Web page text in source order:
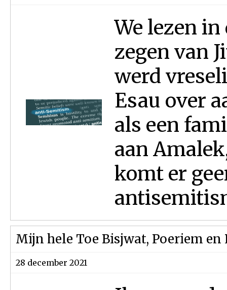
We lezen in
zegen van
werd
Esau over
als een
aan
komt er
Mijn hele Toe Bisjwat, Poeriem en
28 december 2021